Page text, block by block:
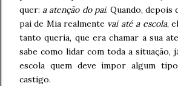
quer:a atenção do pai. Quando, depois
pai de Mia realmente vai até a escola,
tanto queria, que era chamar a sua
sabe como lidar com toda a situação,
escola quem deve impor algum
castigo.